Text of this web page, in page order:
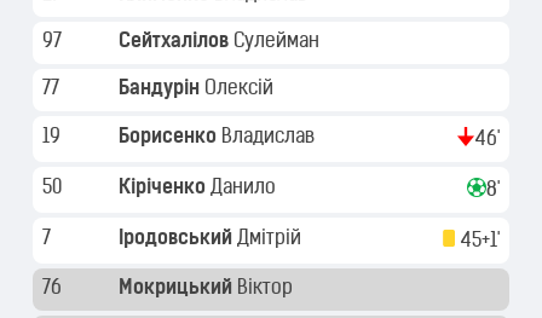
97 Сейтхалілов Сулейман
77 Бандурін Олексій
19 Борисенко Владислав 46'
50 Кіріченко Данило 8'
7 Іродовський Дмітрій 45+1'
76 Мокрицький Віктор